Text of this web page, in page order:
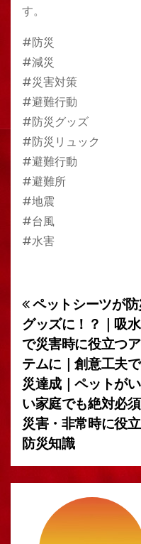
す。
#防災
#減災
#災害対策
#避難行動
#防災グッズ
#防災リュック
#避難行動
#避難所
#地震
#台風
#水害
投
稿
ナ
ビ
ゲ
ー
シ
ペットシーツが
グッズに！？｜吸
で災害時に役立つ
テムに｜創意工夫
災達成｜ペットが
い家庭でも絶対必須
災害・非常時に役
防災知識